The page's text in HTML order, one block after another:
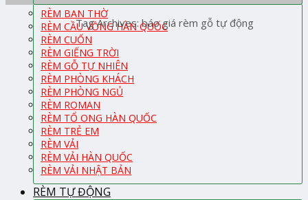
RÈM BAN THỜ
RÈM CẦU VỒNG HÀN QUỐC
RÈM CUỐN
RÈM GIẾNG TRỜI
RÈM GỖ TỰ NHIÊN
RÈM PHÒNG KHÁCH
RÈM PHÒNG NGỦ
RÈM ROMAN
RÈM TỔ ONG HÀN QUỐC
RÈM TRẺ EM
RÈM VẢI
RÈM VẢI HÀN QUỐC
RÈM VẢI NHẬT BẢN
RÈM TỰ ĐỘNG
Tag Archives:báo giá rèm gỗ tự động